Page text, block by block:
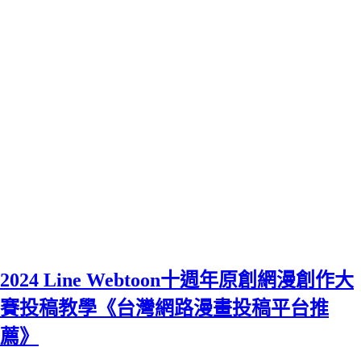
2024 Line Webtoon十週年原創網漫創作大
賽投稿教學《台灣網路漫畫投稿平台推
薦》